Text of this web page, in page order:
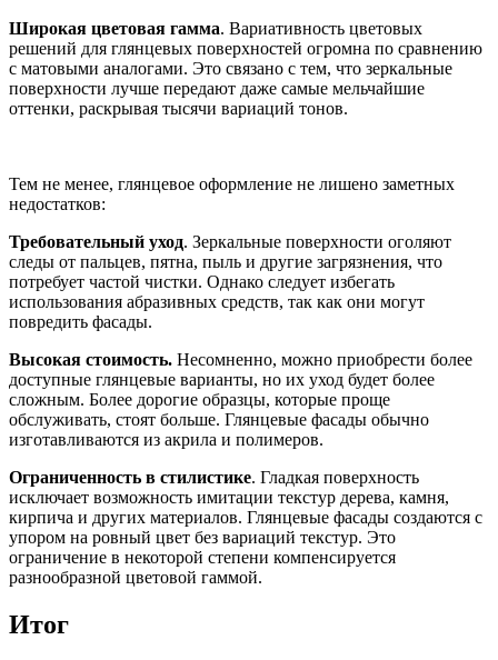
Широкая цветовая гамма. Вариативность цветовых
решений для глянцевых поверхностей огромна по сравнению
с матовыми аналогами. Это связано с тем, что зеркальные
поверхности лучше передают даже самые мельчайшие
оттенки, раскрывая тысячи вариаций тонов.
Тем не менее, глянцевое оформление не лишено заметных
недостатков:
Требовательный уход. Зеркальные поверхности оголяют
следы от пальцев, пятна, пыль и другие загрязнения, что
потребует частой чистки. Однако следует избегать
использования абразивных средств, так как они могут
повредить фасады.
Высокая стоимость. Несомненно, можно приобрести более
доступные глянцевые варианты, но их уход будет более
сложным. Более дорогие образцы, которые проще
обслуживать, стоят больше. Глянцевые фасады обычно
изготавливаются из акрила и полимеров.
Ограниченность в стилистике. Гладкая поверхность
исключает возможность имитации текстур дерева, камня,
кирпича и других материалов. Глянцевые фасады создаются с
упором на ровный цвет без вариаций текстур. Это
ограничение в некоторой степени компенсируется
разнообразной цветовой гаммой.
Итог